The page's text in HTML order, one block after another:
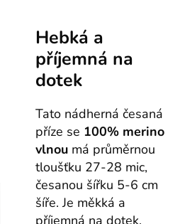
Hebká a
příjemná na
dotek
Tato nádherná česaná
příze se 100% merino
vlnou má průměrnou
tloušťku 27-28 mic,
česanou šířku 5-6 cm
šíře. Je měkká a